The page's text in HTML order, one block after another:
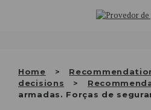
Home
decisions
armadas. Forças de
WHO WE ARE
INSTITUTION